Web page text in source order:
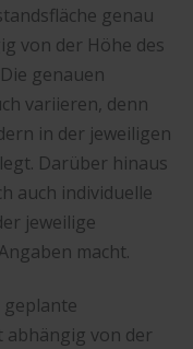
genau
von der Höhe des
genauen
variieren, denn
in der jeweiligen
Darüber hinaus
auch individuelle
jeweilige
macht.
von der